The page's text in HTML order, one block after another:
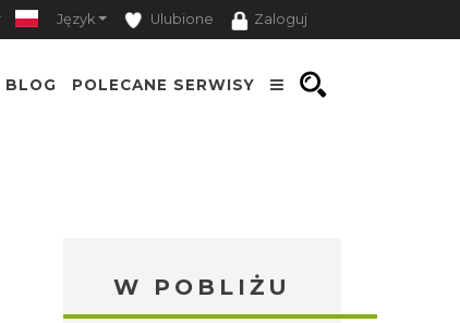
Język Ulubione Zaloguj
BLOG POLECANE SERWISY
W POBLIŻU